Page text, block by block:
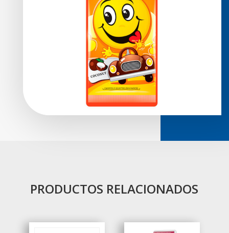
PRODUCTOS RELACIONADOS